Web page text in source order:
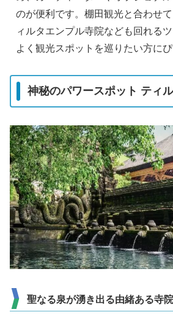
のが便利です。棚田観光と合わせ
ィルタエンプル寺院なども回れる
よく観光スポットを巡りたい方にぴ
神秘のパワースポット ティ
聖なる泉が湧き出る由緒ある寺院